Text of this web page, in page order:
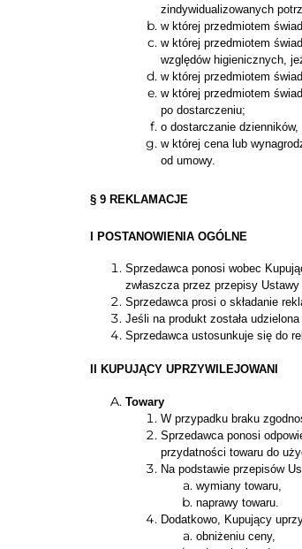
zindywidualizowanych
w której przedmiotem
w której przedmiotem
względów higienicznych,
w której przedmiotem
w której przedmiotem
po dostarczeniu;
o dostarczanie
w której cena lub
od umowy.
§ 9 REKLAMACJE
I POSTANOWIENIA OGÓLNE
Sprzedawca ponosi wobec
zwłaszcza przez przepisy
Sprzedawca prosi o składanie
Jeśli na produkt została
Sprzedawca ustosunkuje się do
II KUPUJĄCY UPRZYWILEJOWANI
Towary
W przypadku braku
Sprzedawca ponosi
przydatności towaru do
Na podstawie przepisów
wymiany towaru,
naprawy towaru.
Dodatkowo, Kupujący
obniżeniu ceny,